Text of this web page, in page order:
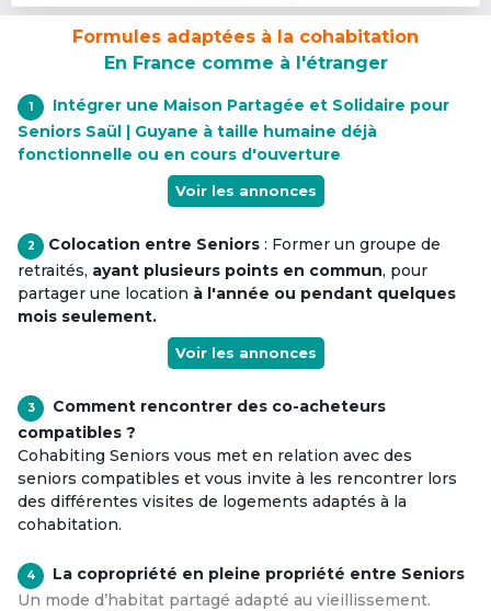
Formules adaptées à la cohabitation
En France comme à l'étranger
1
Intégrer une Maison Partagée et Solidaire pour
Seniors Saül | Guyane à taille humaine déjà
fonctionnelle ou en cours d'ouverture
Voir les annonces
2 Colocation entre Seniors : Former un groupe de
retraités, ayant plusieurs points en commun, pour
partager une location à l'année ou pendant quelques
mois seulement.
Voir les annonces
3
Comment rencontrer des co-acheteurs
compatibles ?
Cohabiting Seniors vous met en relation avec des
seniors compatibles et vous invite à les rencontrer lors
des différentes visites de logements adaptés à la
cohabitation.
4
La copropriété en pleine propriété entre Seniors
Un mode d’habitat partagé adapté au vieillissement.